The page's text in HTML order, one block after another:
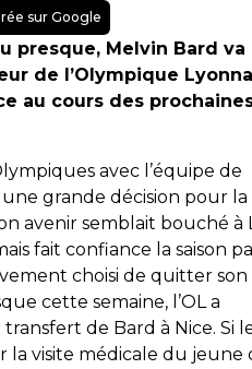
sur Google
presque, Melvin Bard va
de l’Olympique
au cours des
avec l’équipe de
une grande décision pour
avenir semblait bouché à
fait confiance la saison
choisi de quitter son
cette semaine, l’OL a
de Bard à Nice. Si
la visite médicale du jeune